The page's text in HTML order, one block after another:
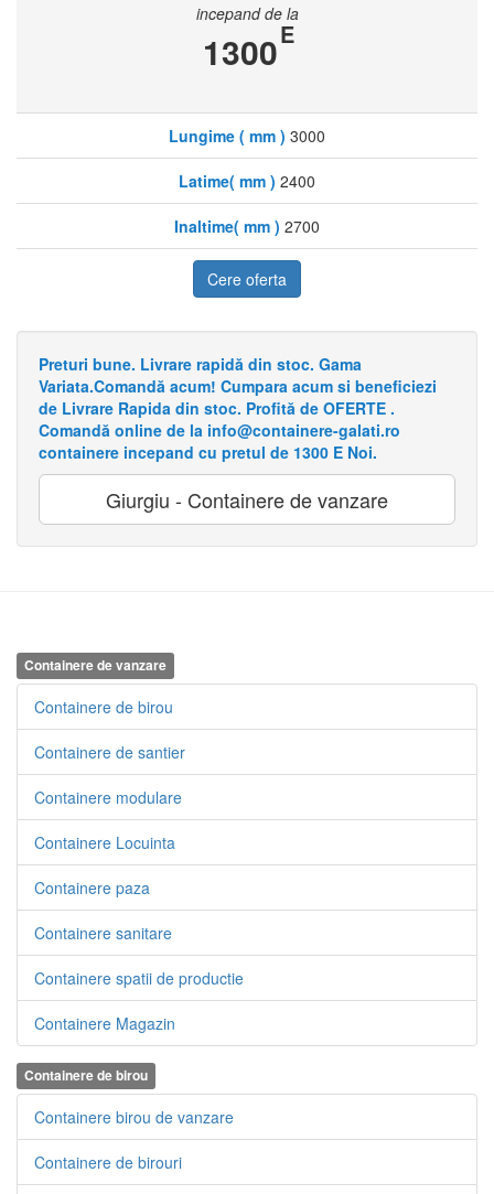
incepand de la
1300E
Lungime ( mm ) 3000
Latime( mm ) 2400
Inaltime( mm ) 2700
Cere oferta
Preturi bune. Livrare rapidă din stoc. Gama
Variata.Comandă acum! Cumpara acum si beneficiezi
de Livrare Rapida din stoc. Profită de OFERTE .
Comandă online de la info@containere-galati.ro
containere incepand cu pretul de 1300 E Noi.
Giurgiu - Containere de vanzare
Containere de vanzare
Containere de birou
Containere de santier
Containere modulare
Containere Locuinta
Containere paza
Containere sanitare
Containere spatii de productie
Containere Magazin
Containere de birou
Containere birou de vanzare
Containere de birouri